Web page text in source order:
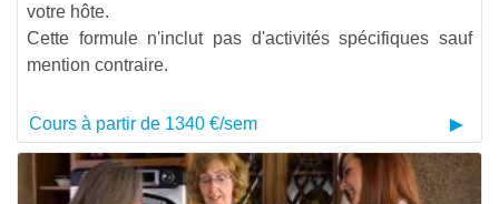
votre hôte.
Cette formule n'inclut pas d'activités spécifiques sauf
mention contraire.
Cours à partir de 1340 €/sem